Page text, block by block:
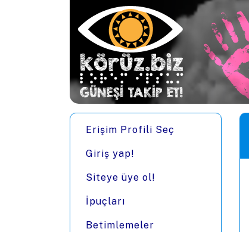
Ana içeriğe zıpla
Erişim Profili Seç
Giriş yap!
Siteye üye ol!
İpuçları
Betimlemeler